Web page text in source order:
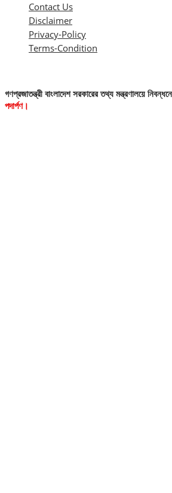
Contact Us
Disclaimer
Privacy-Policy
Terms-Condition
গণপ্রজাতন্ত্রী বাংলাদেশ সরকারের তথ্য মন্ত্রণালয়ে
পদার্পণ।